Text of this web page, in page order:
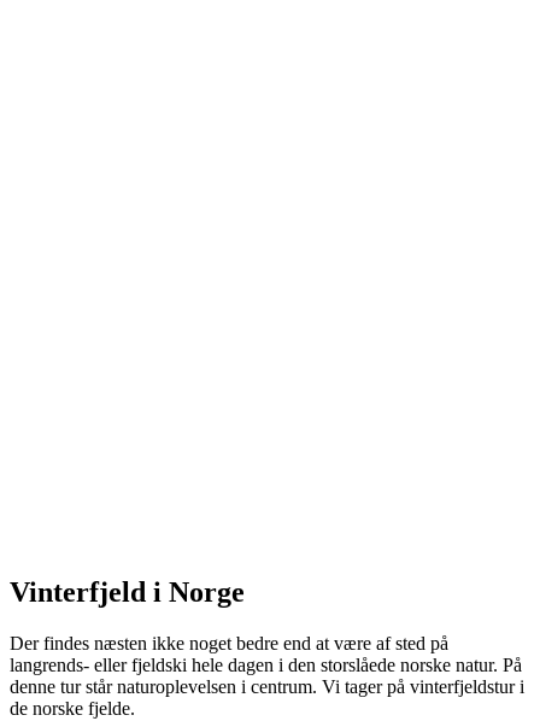
Vinterfjeld i Norge
Der findes næsten ikke noget bedre end at være af sted på
langrends- eller fjeldski hele dagen i den storslåede norske natur. På
denne tur står naturoplevelsen i centrum. Vi tager på vinterfjeldstur i
de norske fjelde.